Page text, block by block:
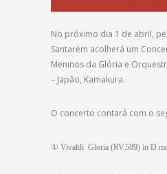
No próximo dia 1 de abril,
Santarém acolherá um
Meninos da Glória e
– Japão, Kamakura.
O concerto contará com o
① Vivaldi Gloria (RV.589) in D